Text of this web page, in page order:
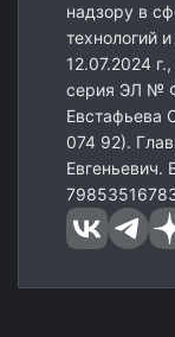
надзору в
технологий
12.07.2024
серия ЭЛ №
Евстафьева
074 92).
Евгеньевич.